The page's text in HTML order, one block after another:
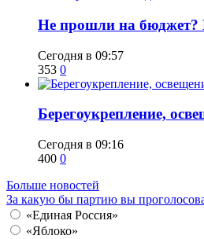
Не прошли на бюджет?
Сегодня в 09:57
353 0
Берегоукрепление,
Сегодня в 09:16
400 0
Больше новостей
За какую бы партию вы
«Единая Россия»
«Яблоко»